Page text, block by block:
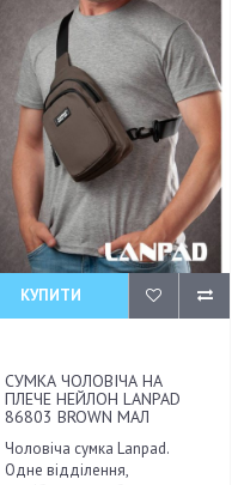
КУПИТИ
СУМКА ЧОЛОВІЧА НА
ПЛЕЧЕ НЕЙЛОН LANPAD
86803 BROWN МАЛ
Чоловіча сумка Lanpad.
Одне відділення,